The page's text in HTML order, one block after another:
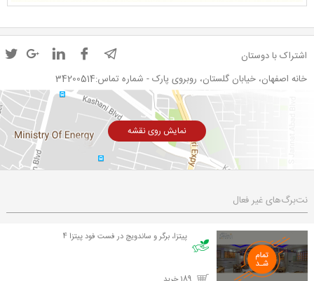
اشتراک با دوستان
خانه اصفهان، خیابان گلستان، روبروی پارک - شماره تماس:34200514
نمایش روی نقشه
نت‌برگ‌های غیر فعال
پیتزا، برگر و ساندویچ در فست فود پیتزا 4